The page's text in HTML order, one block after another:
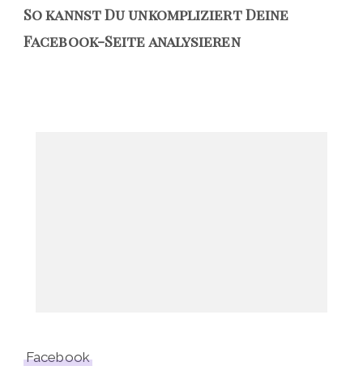
So kannst Du unkompliziert Deine
Facebook-Seite analysieren
Facebook